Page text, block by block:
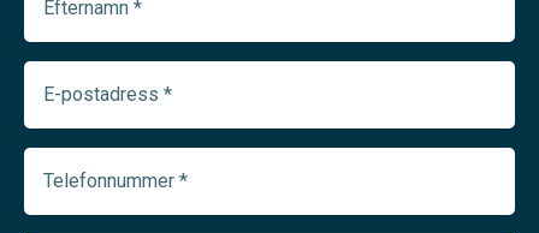
(Required)
E-
postadress
(Required)
Telefonnummer
(Required)